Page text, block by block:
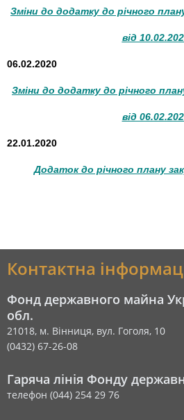
Зміни до додатку до річного
від
06.02.2020
Зміни до додатку до річного
від
22.01.2020
Додаток до річного плану
Контактна
Фонд державного майна
обл.
21018, м. Вінниця, вул. Гоголя, 10
(0432) 67-26-08
Гаряча лінія Фонду
телефон (044) 254 29 76